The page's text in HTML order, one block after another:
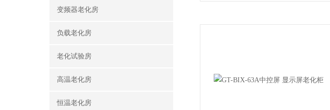
变频器老化房
负载老化房
老化试验房
高温老化房
恒温老化房